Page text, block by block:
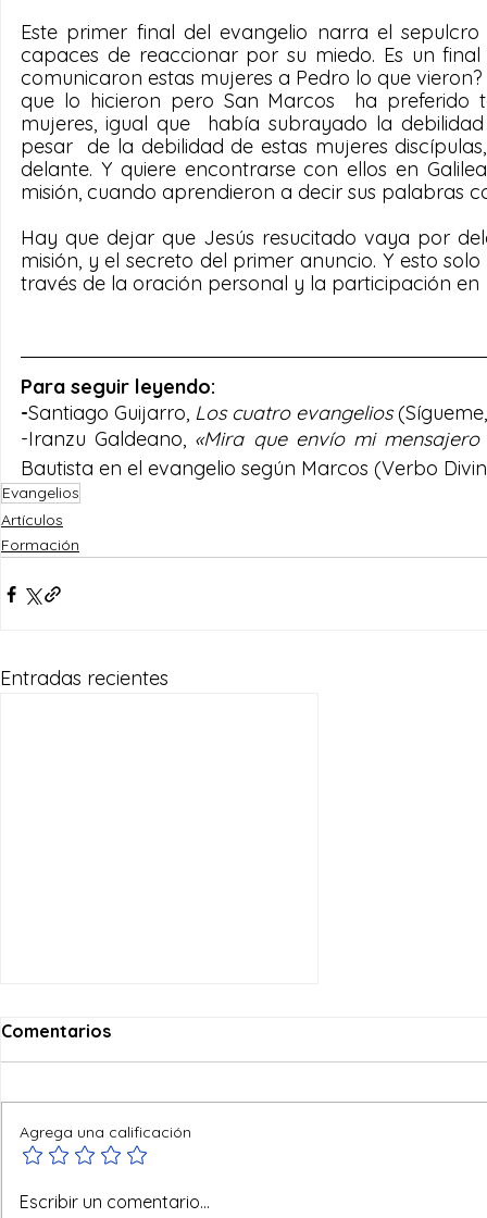
Este primer final del evangelio narra el
capaces de reaccionar por su miedo. Es un
comunicaron estas mujeres a Pedro lo que
que lo hicieron pero San Marcos  ha preferido
mujeres, igual que  había subrayado la
pesar  de la debilidad de estas mujeres
delante. Y quiere encontrarse con ellos en
misión, cuando aprendieron a decir sus palabras
Hay que dejar que Jesús resucitado vaya por
misión, y el secreto del primer anuncio. Y esto
través de la oración personal y la participación
Para seguir leyendo:
-Santiago Guijarro, Los cuatro evangelios
-Iranzu Galdeano, «Mira que envío mi
Bautista en el evangelio según Marcos (Verbo
Evangelios
Artículos
Formación
Entradas recientes
Reyes del mundo
Comentarios
Agrega una calificación
Escribir un comentario...